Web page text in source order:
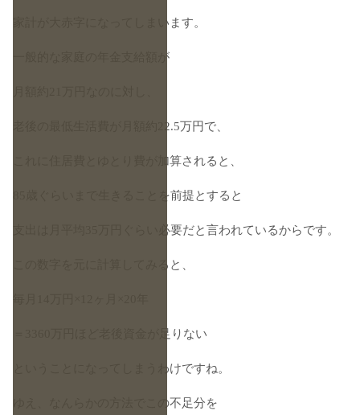
家計が大赤字になってしまいます。
一般的な家庭の年金支給額が
老後の最低生活費が月額約22.5万円で、
これに住居費とゆとり費が加算されると、
85歳ぐらいまで生きることを前提とすると
支出は月平均35万円ぐらい必要だと言われているからです。
この数字を元に計算してみると、
＝3360万円ほど老後資金が足りない
ということになってしまうわけですね。
ゆえ、なんらかの方法でこの不足分を